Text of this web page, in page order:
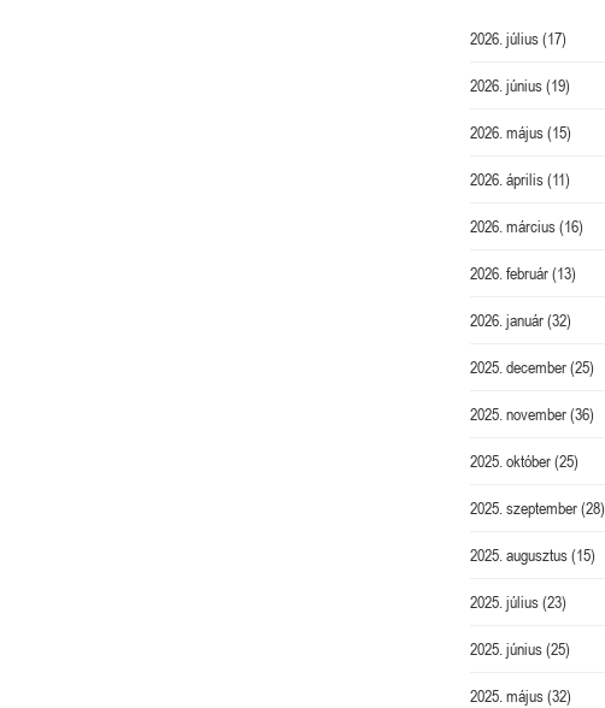
2026. július(17)
2026. június(19)
2026. május(15)
2026. április(11)
2026. március(16)
2026. február(13)
2026. január(32)
2025. december(25)
2025. november(36)
2025. október(25)
2025. szeptember(28)
2025. augusztus(15)
2025. július(23)
2025. június(25)
2025. május(32)